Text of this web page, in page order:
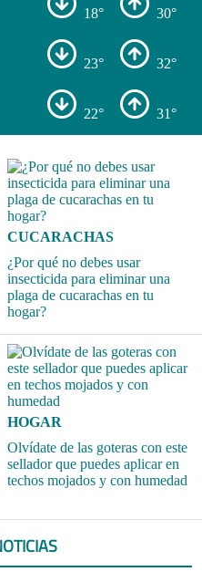
18° 30°
23° 32°
22° 31°
CUCARACHAS
¿Por qué no debes usar
insecticida para eliminar una
plaga de cucarachas en tu
hogar?
HOGAR
Olvídate de las goteras con este
sellador que puedes aplicar en
techos mojados y con humedad